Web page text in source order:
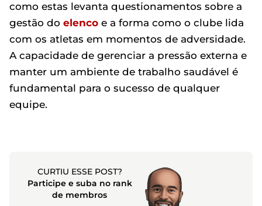
como estas levanta questionamentos sobre a
gestão do elenco e a forma como o clube lida
com os atletas em momentos de adversidade.
A capacidade de gerenciar a pressão externa e
manter um ambiente de trabalho saudável é
fundamental para o sucesso de qualquer
equipe.
CURTIU ESSE POST?
Participe e suba no rank
de membros